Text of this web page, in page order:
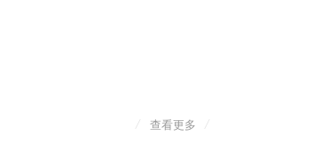
查看更多